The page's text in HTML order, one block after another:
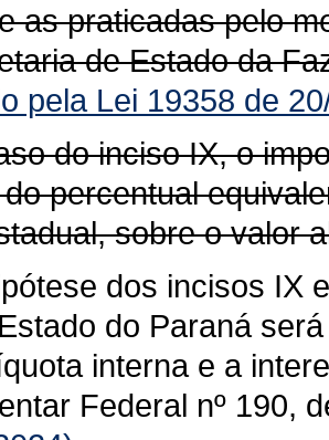
as praticadas pelo
de Estado da
pela Lei 19358 de
do inciso IX, o
percentual
sobre o valor
dos incisos IX
do Paraná
interna e a
Federal nº 190,